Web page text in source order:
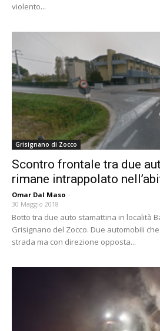
violento...
Grisignano di Zocco
Scontro frontale tra due
rimane intrappolato
Omar Dal Maso -
30 Maggio 2018
Botto tra due auto stamattina in località
Grisignano del Zocco. Due automobili
strada ma con direzione opposta...